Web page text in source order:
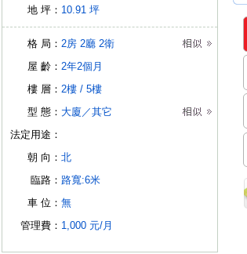
地 坪： 10.91 坪
格 局： 2房 2廳 2衛
屋 齡： 2年2個月
樓 層： 2樓 / 5樓
型 態： 大廈／其它
法定用途：
朝 向： 北
臨路： 路寬:6米
車 位： 無
管理費： 1,000 元/月